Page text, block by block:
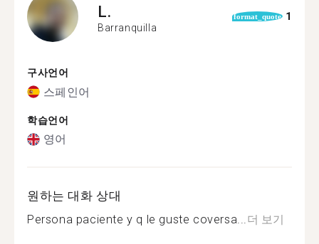
L.
Barranquilla
format_quote 1
구사언어
스페인어
학습언어
영어
원하는 대화 상대
Persona paciente y q le guste coversa...더 보기